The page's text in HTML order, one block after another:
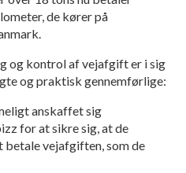
de kører på
og kontrol af vejafgift er i sig
og praktisk gennemførlige:
anskaffet sig
for at sikre sig, at de
betale vejafgiften, som de